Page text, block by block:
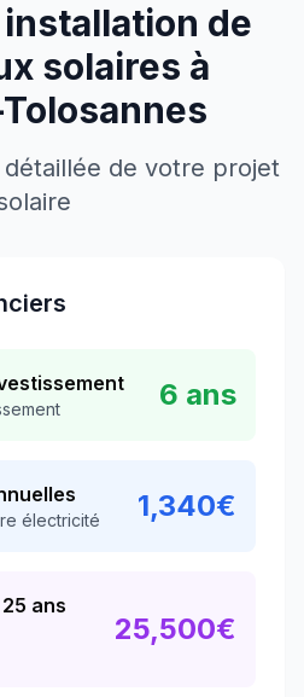
de
solaires à
de votre projet
6 ans
électricité 1,340€
ans
25,500€